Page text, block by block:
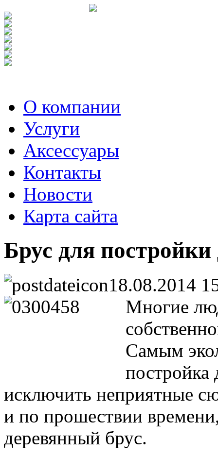
О компании
Услуги
Аксесcуары
Контакты
Новости
Карта сайта
Брус для постройки
18.08.2014
Многие
Самым
постройка
исключить неприятные
и по прошествии
деревянный брус.